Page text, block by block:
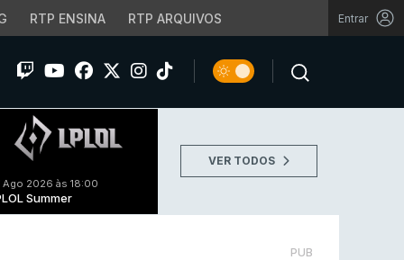
RTP ENSINA RTP ARQUIVOS Entrar
Ago 2026 às 18:00
Summer
VER TODOS
PUB